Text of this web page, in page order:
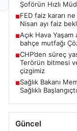
Şoförün Hızlı
■FED faiz kararı
Nisan ayı faiz
■Açık Hava Yaşam
bahçe mutfağı
■CHP’den süreç
Terörün bitmesi
çizgimiz
■Sağlık Bakanı
Sağlıklı
Güncel